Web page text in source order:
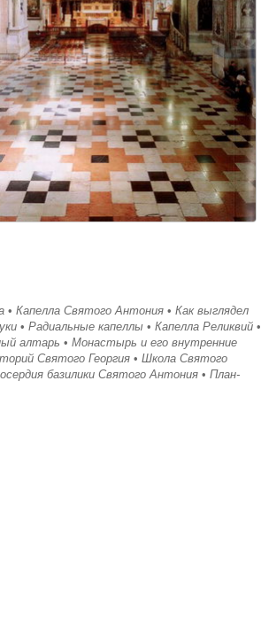
• Капелла Святого Антония• Как выглядел
• Радиальные капеллы• Капелла Реликвий•
алтарь • Монастырь и его внутренние
Святого Георгия• Школа Святого
базилики Святого Антония• План-